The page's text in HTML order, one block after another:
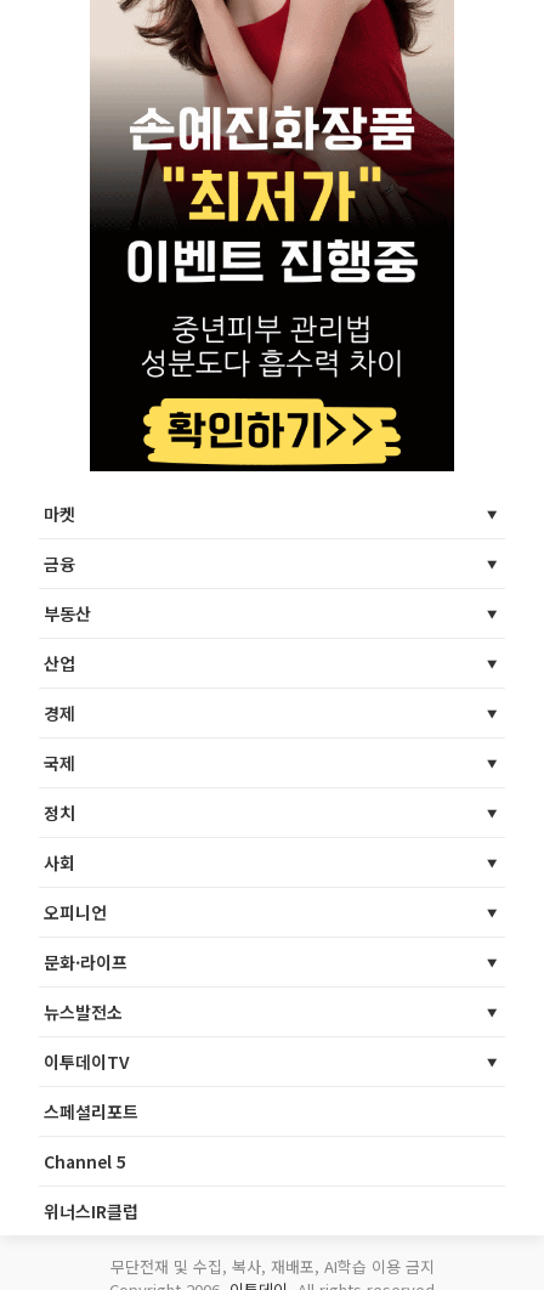
마켓
금융
부동산
산업
경제
국제
정치
사회
오피니언
문화·라이프
뉴스발전소
이투데이TV
스페셜리포트
Channel 5
위너스IR클럽
무단전재 및 수집, 복사, 재배포, AI학습 이용 금지